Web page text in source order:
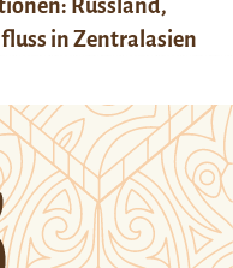
Russland,
in Zentralasien